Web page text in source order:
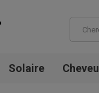
Solaire